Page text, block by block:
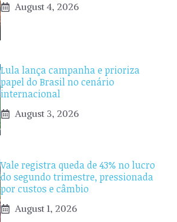
August 4, 2026
Lula lança campanha e prioriza
papel do Brasil no cenário
internacional
August 3, 2026
Vale registra queda de 43% no lucro
do segundo trimestre, pressionada
por custos e câmbio
August 1, 2026